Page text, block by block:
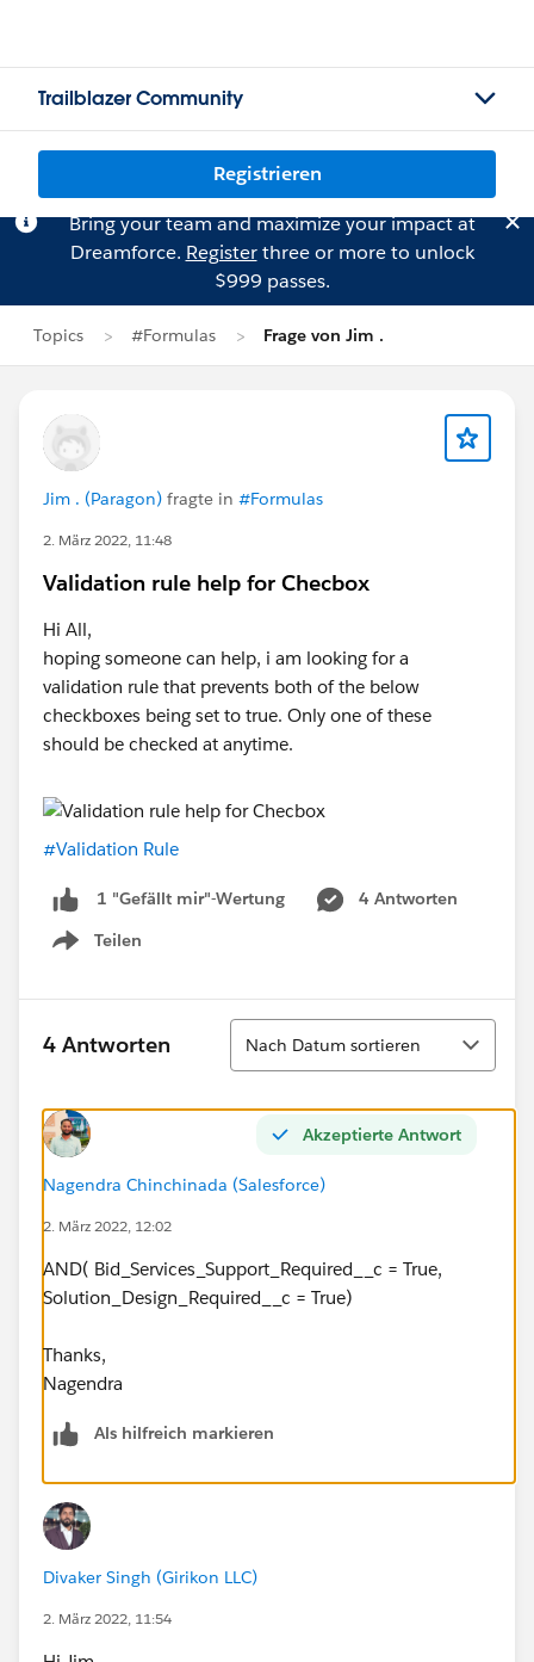
Trailblazer Community
Registrieren
Bring your team and maximize your impact at
Dreamforce. Registerthree or more to unlock
$999 passes.
Topics #Formulas Frage von Jim .
Jim . (Paragon) fragte in #Formulas
2. März 2022, 11:48
Validation rule help for Checbox
Hi All,
hoping someone can help, i am looking for a
validation rule that prevents both of the below
checkboxes being set to true. Only one of these
should be checked at anytime.
#Validation Rule
1 "Gefällt mir"-Wertung
4 Antworten
Teilen
Show menu
4 Antworten
Sortieren
Nach Datum sortieren
Akzeptierte Antwort
Nagendra Chinchinada (Salesforce)
2. März 2022, 12:02
AND( Bid_Services_Support_Required__c = True,
Solution_Design_Required__c = True)
Thanks,
Nagendra
Als hilfreich markieren
Divaker Singh (Girikon LLC)
2. März 2022, 11:54